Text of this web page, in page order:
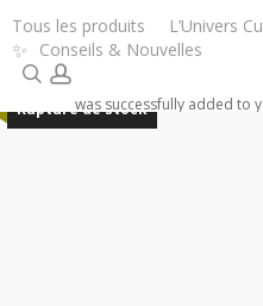
Tous les produits L’Univers
✨ Conseils & Nouvelles
searchaccount
was successfully added to
Accueil Tous les produits
d’appoint ou tabouret en bois –
Rupture de stock